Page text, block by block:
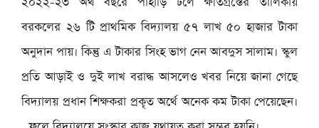
বরকলের ২৬ টি প্রাথমিক বিদ্যালয় ৫৭ লাখ ৫০ হাজার টাকা
অনুদান পায়। কিন্তু এ টাকার সিংহ ভাগ নেন আবদুস সালাম। স্কুল
প্রতি আড়াই ও দুই লাখ বরাদ্ধ আসলেও খবর নিয়ে জানা গেছে
বিদ্যালয় প্রধান শিক্ষকরা প্রকৃত অর্থে অনেক কম টাকা পেয়েছেন।